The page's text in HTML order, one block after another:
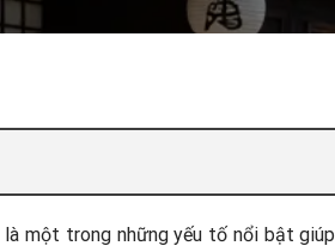
là một trong những yếu tố nổi bật